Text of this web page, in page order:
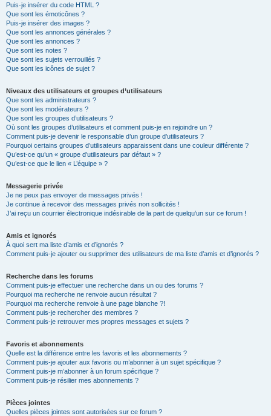
Puis-je insérer du code HTML ?
Que sont les émoticônes ?
Puis-je insérer des images ?
Que sont les annonces générales ?
Que sont les annonces ?
Que sont les notes ?
Que sont les sujets verrouillés ?
Que sont les icônes de sujet ?
Niveaux des utilisateurs et groupes d’utilisateurs
Que sont les administrateurs ?
Que sont les modérateurs ?
Que sont les groupes d’utilisateurs ?
Où sont les groupes d’utilisateurs et comment puis-je en rejoindre un ?
Comment puis-je devenir le responsable d’un groupe d’utilisateurs ?
Pourquoi certains groupes d’utilisateurs apparaissent dans une couleur différente ?
Qu’est-ce qu’un « groupe d’utilisateurs par défaut » ?
Qu’est-ce que le lien « L’équipe » ?
Messagerie privée
Je ne peux pas envoyer de messages privés !
Je continue à recevoir des messages privés non sollicités !
J’ai reçu un courrier électronique indésirable de la part de quelqu’un sur ce forum !
Amis et ignorés
À quoi sert ma liste d’amis et d’ignorés ?
Comment puis-je ajouter ou supprimer des utilisateurs de ma liste d’amis et d’ignorés ?
Recherche dans les forums
Comment puis-je effectuer une recherche dans un ou des forums ?
Pourquoi ma recherche ne renvoie aucun résultat ?
Pourquoi ma recherche renvoie à une page blanche ?!
Comment puis-je rechercher des membres ?
Comment puis-je retrouver mes propres messages et sujets ?
Favoris et abonnements
Quelle est la différence entre les favoris et les abonnements ?
Comment puis-je ajouter aux favoris ou m’abonner à un sujet spécifique ?
Comment puis-je m’abonner à un forum spécifique ?
Comment puis-je résilier mes abonnements ?
Pièces jointes
Quelles pièces jointes sont autorisées sur ce forum ?